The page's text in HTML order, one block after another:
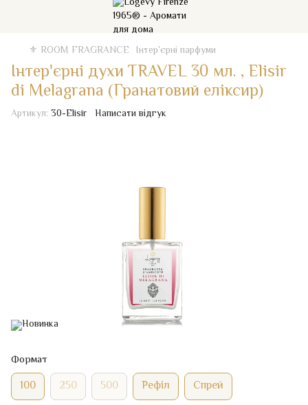
⚜️ ROOM FRAGRANCE Iнтер`єрні парфуми
Інтер'єрні духи TRAVEL 30 мл. , Elisir
di Melagrana (Гранатовий еліксир)
Артикул: 30-Elisir Написати відгук
Формат
100 250 500 Рефіл
Спрей